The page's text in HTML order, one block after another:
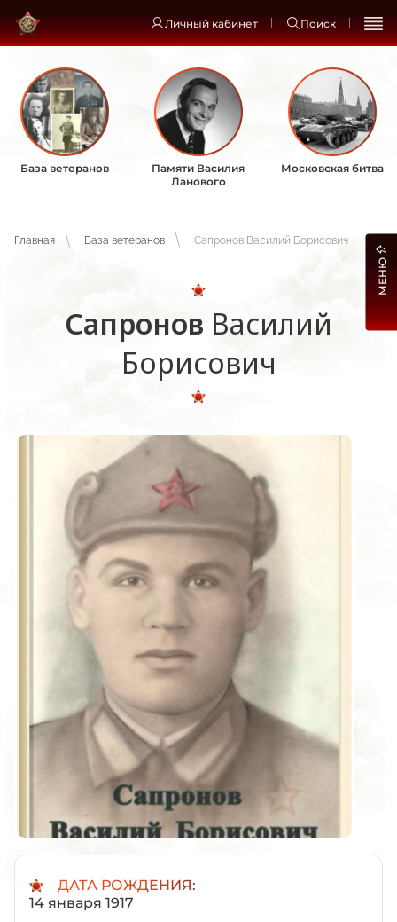
Личный кабинет Поиск
База ветеранов
Памяти Василия
Ланового
Московская битва
Главная База ветеранов Сапронов Василий Борисович
Сапронов Василий
Борисович
ДАТА РОЖДЕНИЯ:
14 января 1917
МЕНЮ